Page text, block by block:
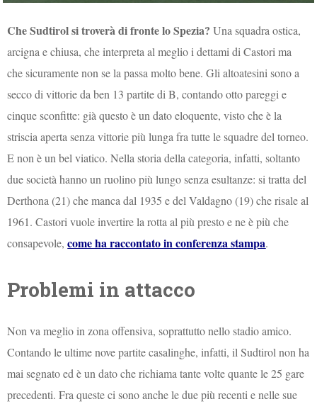
Che Sudtirol si troverà di fronte lo Spezia? Una squadra ostica,
arcigna e chiusa, che interpreta al meglio i dettami di Castori ma
che sicuramente non se la passa molto bene. Gli altoatesini sono a
secco di vittorie da ben 13 partite di B, contando otto pareggi e
cinque sconfitte: già questo è un dato eloquente, visto che è la
striscia aperta senza vittorie più lunga fra tutte le squadre del torneo.
E non è un bel viatico. Nella storia della categoria, infatti, soltanto
due società hanno un ruolino più lungo senza esultanze: si tratta del
Derthona (21) che manca dal 1935 e del Valdagno (19) che risale al
1961. Castori vuole invertire la rotta al più presto e ne è più che
consapevole,come ha raccontato in conferenza stampa.
Problemi in attacco
Non va meglio in zona offensiva, soprattutto nello stadio amico.
Contando le ultime nove partite casalinghe, infatti, il Sudtirol non ha
mai segnato ed è un dato che richiama tante volte quante le 25 gare
precedenti. Fra queste ci sono anche le due più recenti e nelle sue